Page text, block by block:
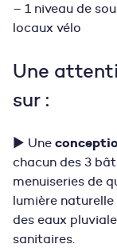
– 1 niveau de
locaux vélo
Une
sur :
▶ Une
chacun des 3
menuiseries de
lumière
des eaux
sanitaires.